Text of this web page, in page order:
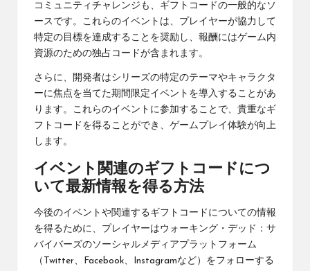
コミュニティチャレンジも、ギフトコードの一般的なソ
ースです。これらのイベントは、プレイヤーが協力して
特定の目標を達成することを奨励し、報酬にはゲーム内
資源のための独占コードが含まれます。
さらに、開発者はシリーズの特定のテーマやキャラクタ
ーに焦点を当てた期間限定イベントを導入することがあ
ります。これらのイベントに参加することで、貴重なギ
フトコードを得ることができ、ゲームプレイ体験が向上
します。
イベント関連のギフトコードにつ
いて最新情報を得る方法
今後のイベントや関連するギフトコードについての情報
を得るために、プレイヤーはウォーキング・デッド：サ
バイバーズのソーシャルメディアプラットフォーム
（Twitter、Facebook、Instagramなど）をフォローする